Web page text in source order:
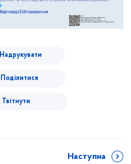
Надрукувати
Поділитися
Твітнути
Наступна